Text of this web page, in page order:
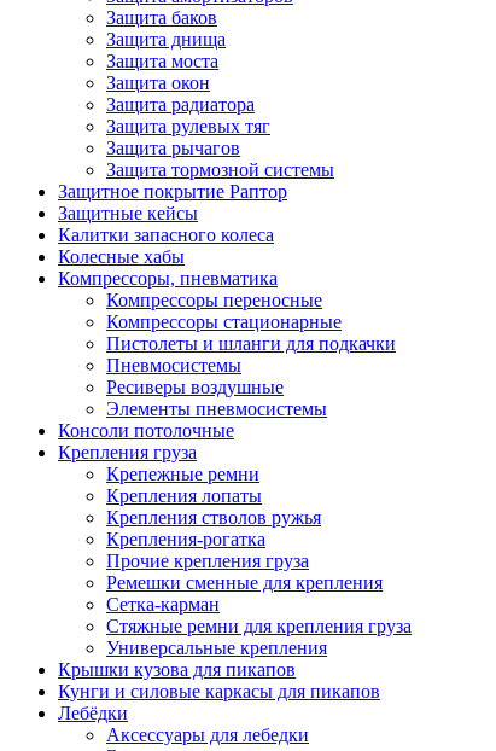
Защита баков
Защита днища
Защита моста
Защита окон
Защита радиатора
Защита рулевых тяг
Защита рычагов
Защита тормозной системы
Защитное покрытие Раптор
Защитные кейсы
Калитки запасного колеса
Колесные хабы
Компрессоры, пневматика
Компрессоры переносные
Компрессоры стационарные
Пистолеты и шланги для подкачки
Пневмосистемы
Ресиверы воздушные
Элементы пневмосистемы
Консоли потолочные
Крепления груза
Крепежные ремни
Крепления лопаты
Крепления стволов ружья
Крепления-рогатка
Прочие крепления груза
Ремешки сменные для крепления
Сетка-карман
Стяжные ремни для крепления груза
Универсальные крепления
Крышки кузова для пикапов
Кунги и силовые каркасы для пикапов
Лебёдки
Аксессуары для лебедки